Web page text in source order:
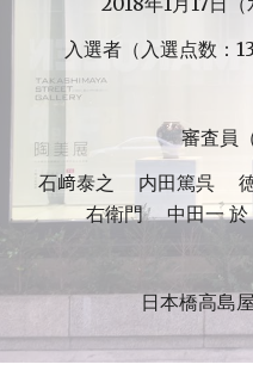
入選者（入選点数：
審査員
石﨑泰之　 内田篤呉　
右衛門　 中田一
日本橋高島